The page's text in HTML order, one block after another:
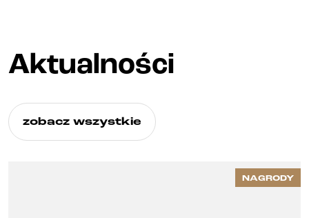
Aktualności
zobacz wszystkie
NAGRODY